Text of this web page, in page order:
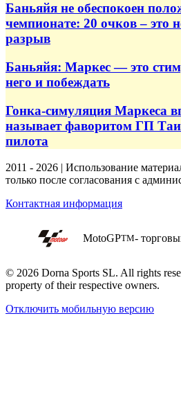
Баньяйя не обеспокоен
чемпионате: 20 очков – это
разрыв
Баньяйя: Маркес — это
него и побеждать
Гонка-симуляция Маркеса
называет фаворитом ГП
пилота
2011 - 2026 | Использование
только после согласования с
Контактная информация
MotoGPTM-
© 2026 Dorna Sports SL. All rights
property of their respective owners.
Отключить мобильную версию